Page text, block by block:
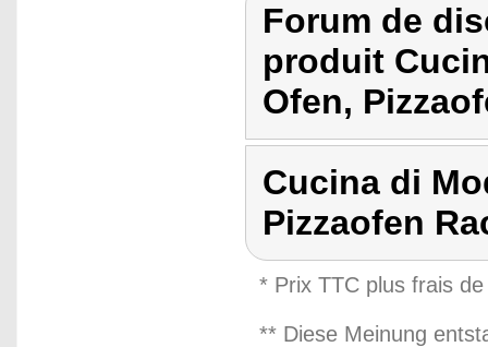
Forum de
produit
Ofen,
Cucina di
Pizzaofen
* Prix TTC plus frais
** Diese Meinung